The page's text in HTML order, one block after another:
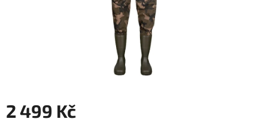
2 499 Kč